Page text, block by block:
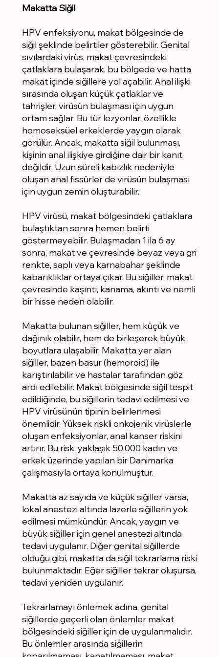
Makatta Siğil
HPV enfeksiyonu, makat bölgesinde de
siğil şeklinde belirtiler gösterebilir. Genital
sıvılardaki virüs, makat çevresindeki
çatlaklara bulaşarak, bu bölgede ve hatta
makat içinde siğillere yol açabilir. Anal ilişki
sırasında oluşan küçük çatlaklar ve
tahrişler, virüsün bulaşması için uygun
ortam sağlar. Bu tür lezyonlar, özellikle
homoseksüel erkeklerde yaygın olarak
görülür. Ancak, makatta siğil bulunması,
kişinin anal ilişkiye girdiğine dair bir kanıt
değildir. Uzun süreli kabızlık nedeniyle
oluşan anal fissürler de virüsün bulaşması
için uygun zemin oluşturabilir.
HPV virüsü, makat bölgesindeki çatlaklara
bulaştıktan sonra hemen belirti
göstermeyebilir. Bulaşmadan 1 ila 6 ay
sonra, makat ve çevresinde beyaz veya gri
renkte, saplı veya karnabahar şeklinde
kabarıklıklar ortaya çıkar. Bu siğiller, makat
çevresinde kaşıntı, kanama, akıntı ve nemli
bir hisse neden olabilir.
Makatta bulunan siğiller, hem küçük ve
dağınık olabilir, hem de birleşerek büyük
boyutlara ulaşabilir. Makatta yer alan
siğiller, bazen basur (hemoroid) ile
karıştırılabilir ve hastalar tarafından göz
ardı edilebilir. Makat bölgesinde siğil tespit
edildiğinde, bu siğillerin tedavi edilmesi ve
HPV virüsünün tipinin belirlenmesi
önemlidir. Yüksek riskli onkojenik virüslerle
oluşan enfeksiyonlar, anal kanser riskini
artırır. Bu risk, yaklaşık 50.000 kadın ve
erkek üzerinde yapılan bir Danimarka
çalışmasıyla ortaya konulmuştur.
Makatta az sayıda ve küçük siğiller varsa,
lokal anestezi altında lazerle siğillerin yok
edilmesi mümkündür. Ancak, yaygın ve
büyük siğiller için genel anestezi altında
tedavi uygulanır. Diğer genital siğillerde
olduğu gibi, makatta da siğil tekrarlama riski
bulunmaktadır. Eğer siğiller tekrar oluşursa,
tedavi yeniden uygulanır.
Tekrarlamayı önlemek adına, genital
siğillerde geçerli olan önlemler makat
bölgesindeki siğiller için de uygulanmalıdır.
Bu önlemler arasında siğillerin